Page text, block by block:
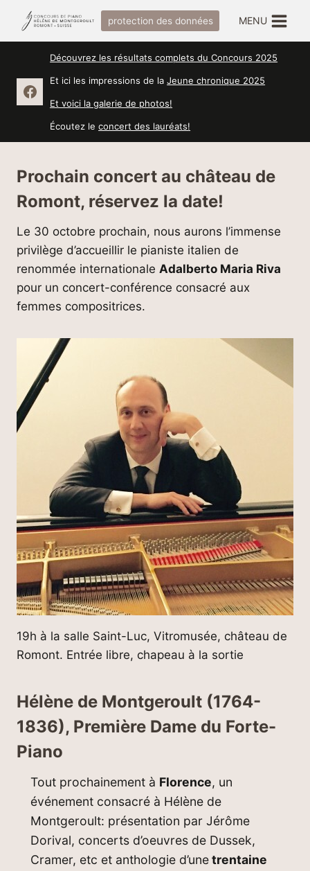
content
protection des données MENU
Découvrez les résultats complets du Concours 2025
Et ici les impressions de laJeune chronique 2025
Et voici la galerie de photos!
Écoutez leconcert des lauréats!
Prochain concert au château de
Romont, réservez la date!
Le 30 octobre prochain, nous aurons l’immense
privilège d’accueillir le pianiste italien de
renommée internationale Adalberto Maria Riva
pour un concert-conférence consacré aux
femmes compositrices.
19h à la salle Saint-Luc, Vitromusée, château de
Romont. Entrée libre, chapeau à la sortie
Hélène de Montgeroult (1764-
1836), Première Dame du Forte-
Piano
Tout prochainement à Florence, un
événement consacré à Hélène de
Montgeroult: présentation par Jérôme
Dorival, concerts d’oeuvres de Dussek,
Cramer, etc et anthologie d’unetrentaine